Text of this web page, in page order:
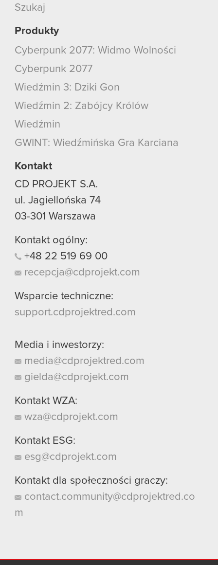
Szukaj
Produkty
Cyberpunk 2077: Widmo Wolności
Cyberpunk 2077
Wiedźmin 3: Dziki Gon
Wiedźmin 2: Zabójcy Królów
Wiedźmin
GWINT: Wiedźmińska Gra Karciana
Kontakt
CD PROJEKT S.A.
ul. Jagiellońska 74
03-301 Warszawa
Kontakt ogólny:
+48 22 519 69 00
recepcja@cdprojekt.com
Wsparcie techniczne:
support.cdprojektred.com
Media i inwestorzy:
media@cdprojektred.com
gielda@cdprojekt.com
Kontakt WZA:
wza@cdprojekt.com
Kontakt ESG:
esg@cdprojekt.com
Kontakt dla społeczności graczy:
contact.community@cdprojektred.co
m